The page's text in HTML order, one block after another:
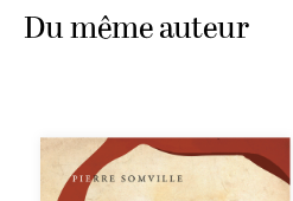
Du même auteur